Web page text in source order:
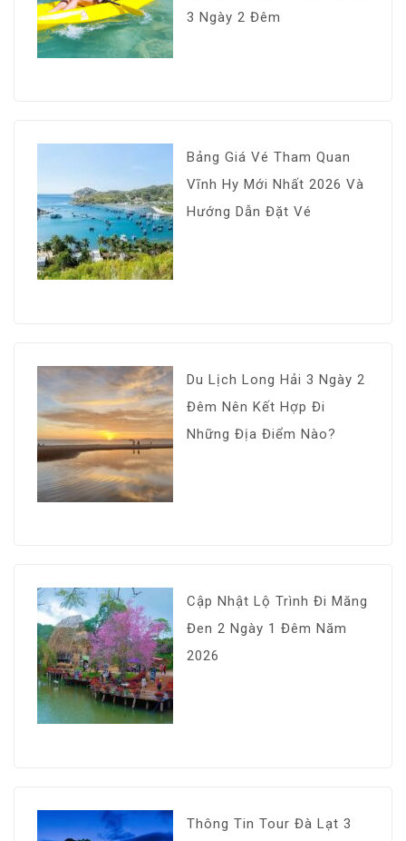
3 Ngày 2 Đêm
Bảng Giá Vé Tham Quan
Vĩnh Hy Mới Nhất 2026 Và
Hướng Dẫn Đặt Vé
Du Lịch Long Hải 3 Ngày 2
Đêm Nên Kết Hợp Đi
Những Địa Điểm Nào?
Cập Nhật Lộ Trình Đi Măng
Đen 2 Ngày 1 Đêm Năm
2026
Thông Tin Tour Đà Lạt 3